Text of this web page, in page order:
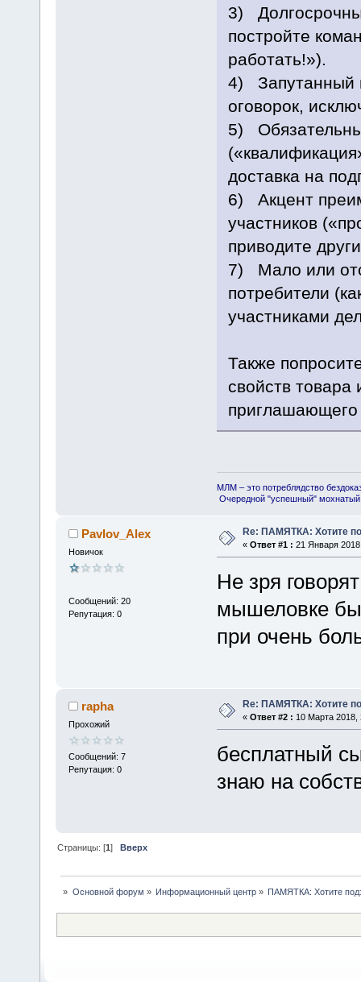
3)
постройте
работать!»).
4) Запутанный
оговорок,
5)
доставка на
6) Акцент
участников
приводите
7) Мало или
потребители
участниками
Также
свойств товара
приглашающего
МЛМ – это потреблядство
Очередной "успешный"
Pavlov_Alex
Новичок
Сообщений: 20
Репутация: 0
Re: ПАМЯТКА: Хотите
« Ответ #1 : 21 Января
Не зря
мышеловке
при очень
rapha
Прохожий
Сообщений: 7
Репутация: 0
Re: ПАМЯТКА: Хотите
« Ответ #2 : 10 Марта 2018,
бесплатный
знаю на
Страницы: [1]Вверх
» Основной форум » Информационный центр» ПАМЯТКА: Хотите